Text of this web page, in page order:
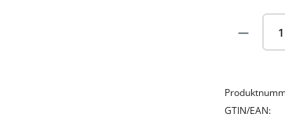
GTIN/EAN: